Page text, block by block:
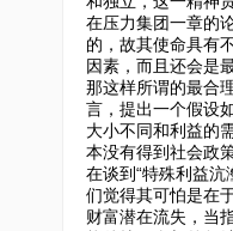
在压力集团一章的
的，故其使命具有
因素，而且还会是
那这样所谓的最合
言，提出一个假设
大小不同和利益的
本没有得到社会政
在谈到“特殊利益
们觉得其可怕是在
财富潜在流失，当